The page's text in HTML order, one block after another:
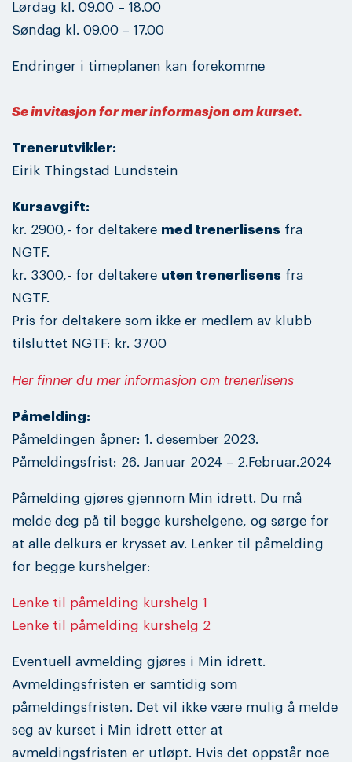
Lørdag kl. 09.00 – 18.00
Søndag kl. 09.00 – 17.00
Endringer i timeplanen kan forekomme
Se invitasjon for mer informasjon om kurset.
Trenerutvikler:
Eirik Thingstad Lundstein
Kursavgift:
kr. 2900,- for deltakere med trenerlisens fra
NGTF.
kr. 3300,- for deltakere uten trenerlisens fra
NGTF.
Pris for deltakere som ikke er medlem av klubb
tilsluttet NGTF: kr. 3700
Her finner du mer informasjon om trenerlisens
Påmelding:
Påmeldingen åpner: 1. desember 2023.
Påmeldingsfrist: 26. Januar 2024 – 2.Februar.2024
Påmelding gjøres gjennom Min idrett. Du må
melde deg på til begge kurshelgene, og sørge for
at alle delkurs er krysset av. Lenker til påmelding
for begge kurshelger:
Lenke til påmelding kurshelg 1
Lenke til påmelding kurshelg 2
Eventuell avmelding gjøres i Min idrett.
Avmeldingsfristen er samtidig som
påmeldingsfristen. Det vil ikke være mulig å melde
seg av kurset i Min idrett etter at
avmeldingsfristen er utløpt. Hvis det oppstår noe